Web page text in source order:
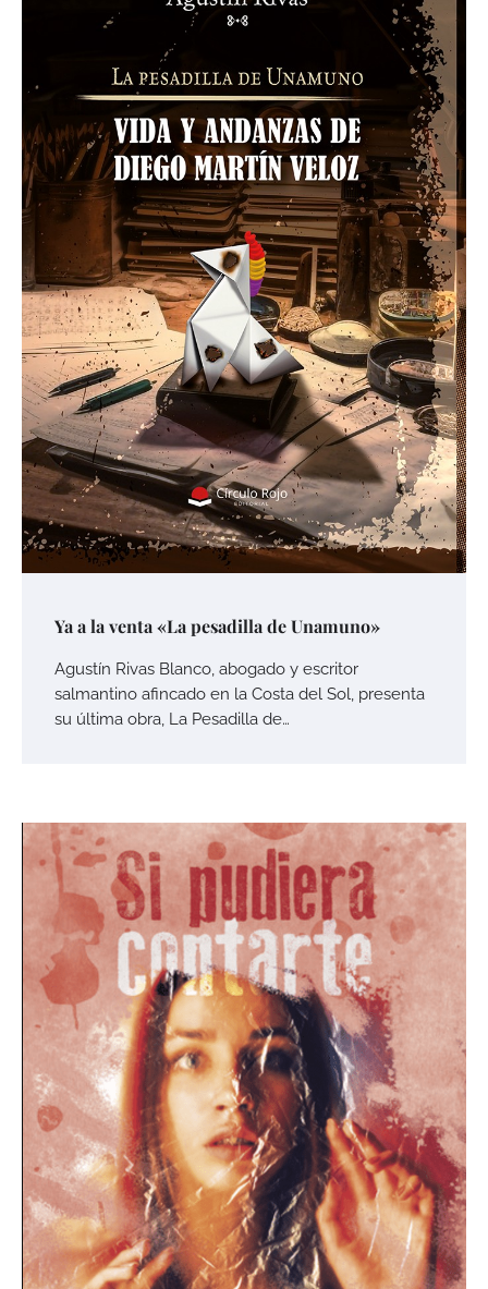
Ya a la venta «La pesadilla de Unamuno»
Agustín Rivas Blanco, abogado y escritor
salmantino afincado en la Costa del Sol, presenta
su última obra, La Pesadilla de…